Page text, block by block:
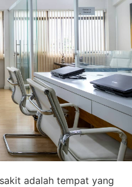
adalah tempat yang